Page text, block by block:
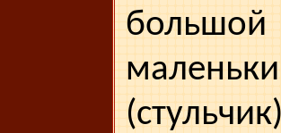
большой